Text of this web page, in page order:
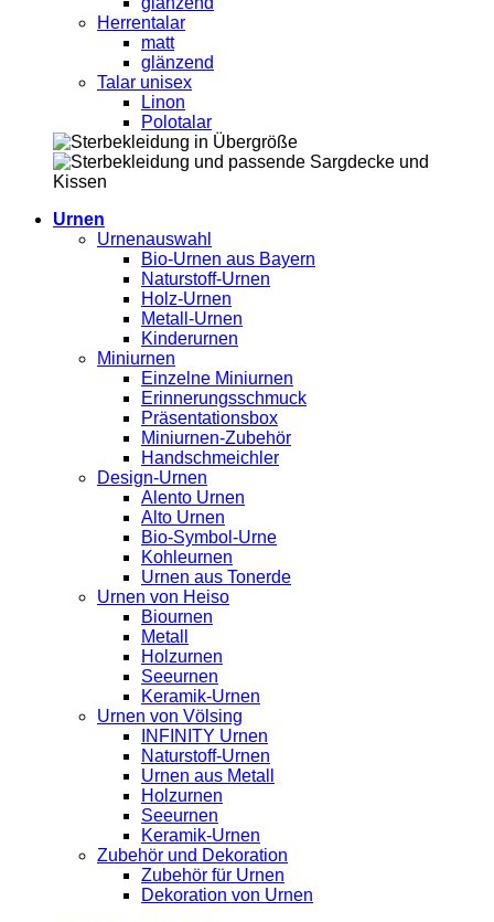
Herrentalar
matt
glänzend
Talar unisex
Linon
Polotalar
Urnen
Urnenauswahl
Bio-Urnen aus Bayern
Naturstoff-Urnen
Holz-Urnen
Metall-Urnen
Kinderurnen
Miniurnen
Einzelne Miniurnen
Erinnerungsschmuck
Präsentationsbox
Miniurnen-Zubehör
Handschmeichler
Design-Urnen
Alento Urnen
Alto Urnen
Bio-Symbol-Urne
Kohleurnen
Urnen aus Tonerde
Urnen von Heiso
Biournen
Metall
Holzurnen
Seeurnen
Keramik-Urnen
Urnen von Völsing
INFINITY Urnen
Naturstoff-Urnen
Urnen aus Metall
Holzurnen
Seeurnen
Keramik-Urnen
Zubehör und Dekoration
Zubehör für Urnen
Dekoration von Urnen